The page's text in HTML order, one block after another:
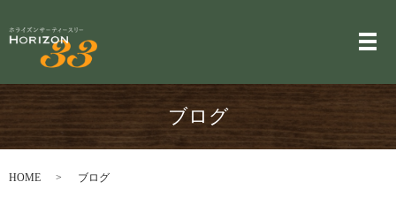
メ
ブログ
HOME ブログ